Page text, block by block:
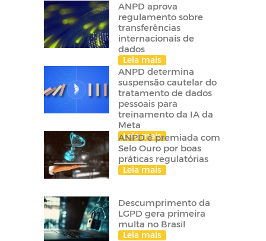
ANPD aprova
regulamento sobre
transferências
internacionais de
dados
Leia mais
ANPD determina
suspensão cautelar do
tratamento de dados
pessoais para
treinamento da IA da
Meta
Leia mais
ANPD é premiada com
Selo Ouro por boas
práticas regulatórias
Leia mais
Descumprimento da
LGPD gera primeira
multa no Brasil
Leia mais